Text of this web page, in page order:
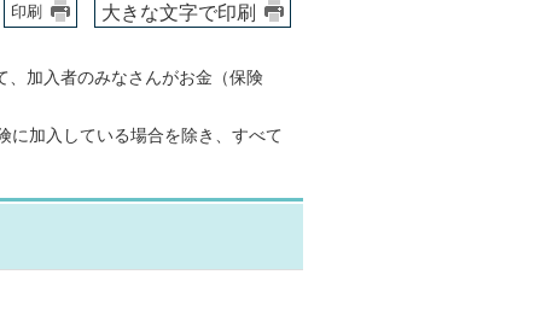
印刷 大きな文字で印刷
加入者のみなさんがお金（保険
加入している場合を除き、すべて